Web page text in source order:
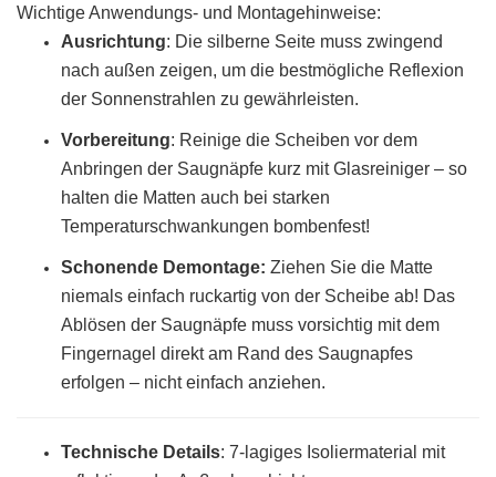
Wichtige Anwendungs- und Montagehinweise:
Ausrichtung: Die silberne Seite muss zwingend
nach außen zeigen, um die bestmögliche Reflexion
der Sonnenstrahlen zu gewährleisten.
Vorbereitung: Reinige die Scheiben vor dem
Anbringen der Saugnäpfe kurz mit Glasreiniger – so
halten die Matten auch bei starken
Temperaturschwankungen bombenfest!
Schonende Demontage: Ziehen Sie die Matte
niemals einfach ruckartig von der Scheibe ab! Das
Ablösen der Saugnäpfe muss vorsichtig mit dem
Fingernagel direkt am Rand des Saugnapfes
erfolgen – nicht einfach anziehen.
Technische Details: 7-lagiges Isoliermaterial mit